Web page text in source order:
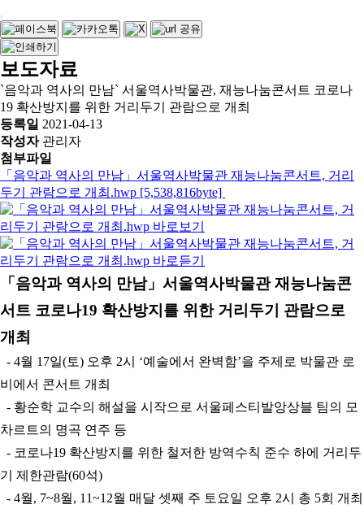
보도자료
`음악과 역사의 만남` 서울역사박물관, 재능나눔콘서트 코로나
19 확산방지를 위한 거리두기 관람으로 개최
등록일 2021-04-13
작성자 관리자
첨부파일
「음악과 역사의 만남」서울역사박물관 재능나눔콘서트, 거리
두기 관람으로 개최.hwp [5,538,816byte]
「음악과 역사의 만남」서울역사박물관 재능나눔콘
서트 코로나19 확산방지를 위한 거리두기 관람으로
개최
- 4월 17일(토) 오후 2시 ‘예술에서 완벽함’을 주제로 박물관 로
비에서 콘서트 개최
- 황순학 교수의 해설을 시작으로 서울페스티발앙상블 팀의 모
차르트의 명곡 연주 등
- 코로나19 확산방지를 위한 철저한 방역수칙 준수 하에 거리두
기 제한관람(60석)
- 4월, 7~8월, 11~12월 매달 셋째 주 토요일 오후 2시 총 5회 개최